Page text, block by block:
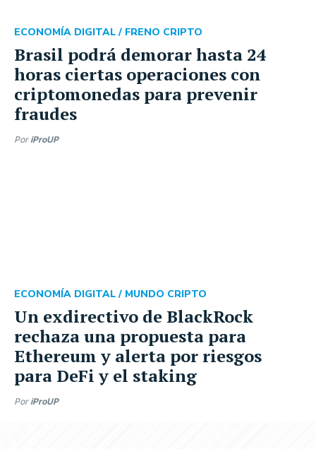
Brasil podrá demorar hasta 24
horas ciertas operaciones con
criptomonedas para prevenir
fraudes
ECONOMÍA DIGITAL / FRENO CRIPTO
Por iProUP
Un exdirectivo de BlackRock
rechaza una propuesta para
Ethereum y alerta por riesgos
para DeFi y el staking
ECONOMÍA DIGITAL / MUNDO CRIPTO
Por iProUP